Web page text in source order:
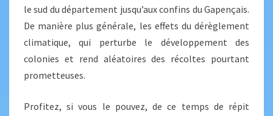
le sud du département jusqu’aux confins du Gapençais.
De manière plus générale, les effets du dérèglement
climatique, qui perturbe le développement des
colonies et rend aléatoires des récoltes pourtant
prometteuses.
Profitez, si vous le pouvez, de ce temps de répit